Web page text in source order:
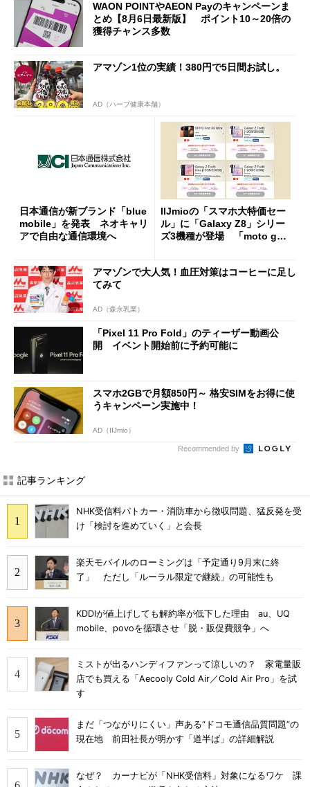
WAON POINTやAEON Payのキャンペーンま
とめ【8月6日最新版】 ポイント10～20倍の
獲得チャンス多数
アマゾン1位の実績！380円で5日間お試し。
AD（ハーブ健康本舗）
日本通信が新ブランド「blue
mobile」を発表 ネオキャリ
アで自由な通信環境へ
IIJmioの「スマホ大特価セー
ル」に「Galaxy Z8」シリー
ズ3機種が登場 「moto g37
アマゾンで大人気！血圧対策はコーヒーに足し
てみて
AD（森永乳業）
「Pixel 11 Pro Fold」のティーザー動画公
開 イベント開始前に予約可能に
スマホ2GBで月額850円～ 格安SIMをお得に使
うキャンペーン実施中！
AD（IIJmio）
Recommended by
記事ランキング
NHK受信料パトカー・消防車から徴収問題、猛反発を受
け「検討を進めていく」と会長
楽天モバイルのローミングは「予定通り9月末に終
了」 ただし「ルーラル限定で継続」の可能性も
KDDIが値上げしても解約率が低下した理由 au、UQ
mobile、povoを循環させ「脱・販促費競争」へ
ミストが出るハンディファンって涼しいの？ 家電量販
店でも買える「Aecooly Cold Air／Cold Air Pro」を試
す
まだ「つながりにくい」声ある“ドコモ通信品質問題”の
現在地 前田社長が明かす「道半ば」の詳細解説
なぜ？ カーナビが「NHK受信料」対象になるワケ 課